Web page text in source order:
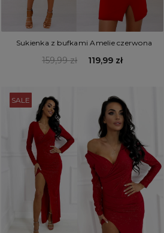
Sukienka z bufkami Amelie czerwona
159,99 zł 119,99 zł
SALE